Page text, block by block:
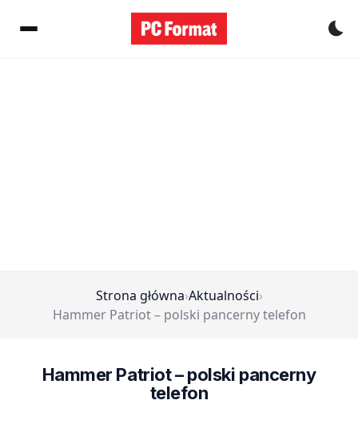
Strona główna›Aktualności›
Hammer Patriot – polski pancerny telefon
Hammer Patriot – polski pancerny
telefon